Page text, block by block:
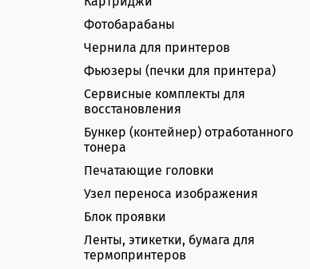
Фотобарабаны
Чернила для принтеров
Фьюзеры (печки для принтера)
Сервисные комплекты для
восстановления
Бункер (контейнер) отработанного
тонера
Печатающие головки
Узел переноса изображения
Блок проявки
Ленты, этикетки, бумага для
термопринтеров